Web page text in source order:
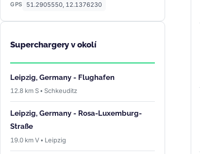
GPS 51.2905550, 12.1376230
Superchargery v okolí
Leipzig, Germany - Flughafen
12.8 km S • Schkeuditz
Leipzig, Germany - Rosa-Luxemburg-
Straße
19.0 km V • Leipzig